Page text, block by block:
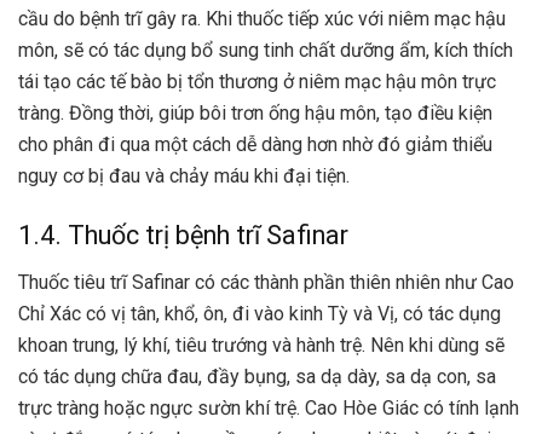
cầu do bệnh trĩ gây ra. Khi thuốc tiếp xúc với niêm mạc hậu
môn, sẽ có tác dụng bổ sung tinh chất dưỡng ẩm, kích thích
tái tạo các tế bào bị tổn thương ở niêm mạc hậu môn trực
tràng. Đồng thời, giúp bôi trơn ống hậu môn, tạo điều kiện
cho phân đi qua một cách dễ dàng hơn nhờ đó giảm thiểu
nguy cơ bị đau và chảy máu khi đại tiện.
1.4. Thuốc trị bệnh trĩ Safinar
Thuốc tiêu trĩ Safinar có các thành phần thiên nhiên như Cao
Chỉ Xác có vị tân, khổ, ôn, đi vào kinh Tỳ và Vị, có tác dụng
khoan trung, lý khí, tiêu trướng và hành trệ. Nên khi dùng sẽ
có tác dụng chữa đau, đầy bụng, sa dạ dày, sa dạ con, sa
trực tràng hoặc ngực sườn khí trệ. Cao Hòe Giác có tính lạnh